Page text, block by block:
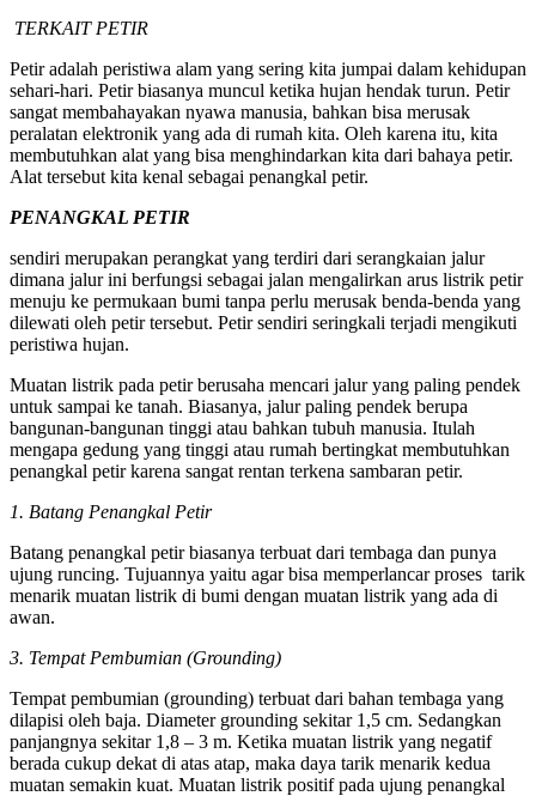
TERKAIT PETIR
Petir adalah peristiwa alam yang sering kita jumpai dalam kehidupan
sehari-hari. Petir biasanya muncul ketika hujan hendak turun. Petir
sangat membahayakan nyawa manusia, bahkan bisa merusak
peralatan elektronik yang ada di rumah kita. Oleh karena itu, kita
membutuhkan alat yang bisa menghindarkan kita dari bahaya petir.
Alat tersebut kita kenal sebagai penangkal petir.
PENANGKAL PETIR
sendiri merupakan perangkat yang terdiri dari serangkaian jalur
dimana jalur ini berfungsi sebagai jalan mengalirkan arus listrik petir
menuju ke permukaan bumi tanpa perlu merusak benda-benda yang
dilewati oleh petir tersebut. Petir sendiri seringkali terjadi mengikuti
peristiwa hujan.
Muatan listrik pada petir berusaha mencari jalur yang paling pendek
untuk sampai ke tanah. Biasanya, jalur paling pendek berupa
bangunan-bangunan tinggi atau bahkan tubuh manusia. Itulah
mengapa gedung yang tinggi atau rumah bertingkat membutuhkan
penangkal petir karena sangat rentan terkena sambaran petir.
1. Batang Penangkal Petir
Batang penangkal petir biasanya terbuat dari tembaga dan punya
ujung runcing. Tujuannya yaitu agar bisa memperlancar proses tarik
menarik muatan listrik di bumi dengan muatan listrik yang ada di
awan.
3. Tempat Pembumian (Grounding)
Tempat pembumian (grounding) terbuat dari bahan tembaga yang
dilapisi oleh baja. Diameter grounding sekitar 1,5 cm. Sedangkan
panjangnya sekitar 1,8 – 3 m. Ketika muatan listrik yang negatif
berada cukup dekat di atas atap, maka daya tarik menarik kedua
muatan semakin kuat. Muatan listrik positif pada ujung penangkal